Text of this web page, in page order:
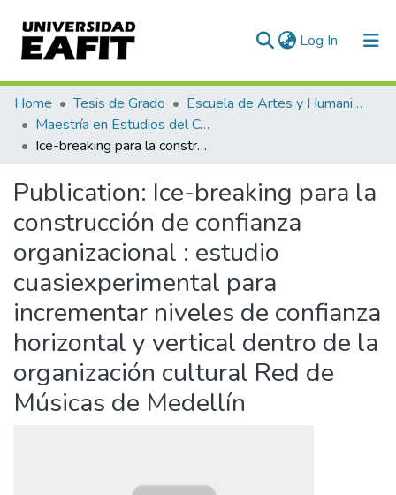
Log In (current)
Communities & Collections
All of DSpace
Home Tesis de Grado
Escuela de Artes y Humanidades
Maestría en Estudios del Comportamiento (tesis)
Ice-breaking para la construcción de confianza organizacional : estudio cuasiexperimental para incrementar niveles de confianza horizontal y vertical dentro de la organización cultural Red de Músicas de Medellín
Publication: Ice-breaking para la
construcción de confianza
organizacional : estudio
cuasiexperimental para
incrementar niveles de confianza
horizontal y vertical dentro de la
organización cultural Red de
Músicas de Medellín